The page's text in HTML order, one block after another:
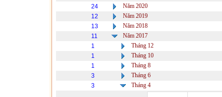
24
Năm 2020
12
Năm 2019
13
Năm 2018
11
Năm 2017
1
Tháng 12
1
Tháng 10
1
Tháng 8
3
Tháng 6
3
Tháng 4